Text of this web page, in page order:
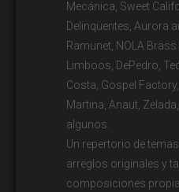
Mecánica, Sweet
Delinqüentes, Aurora
Ramunet, NOLA
Limboos, DePedro,
Costa, Gospel
Martina, Anaut,
algunos.
Un repertorio de
arreglos originales y
composiciones